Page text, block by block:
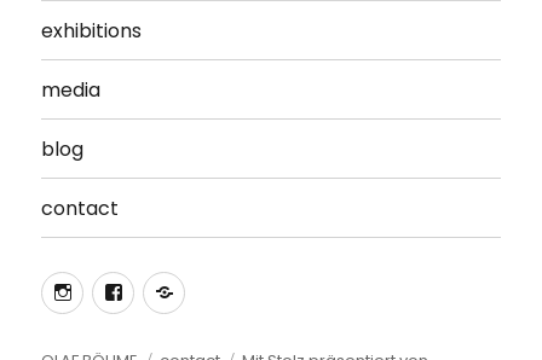
exhibitions
media
blog
contact
Instagram
FacebookMitglied